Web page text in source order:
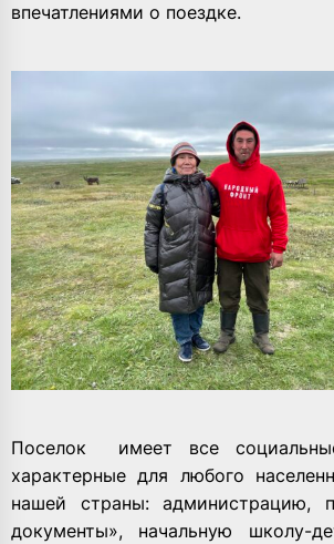
впечатлениями о поездке.
Поселок имеет все
характерные для любого
нашей страны: администрацию,
документы», начальную школу-